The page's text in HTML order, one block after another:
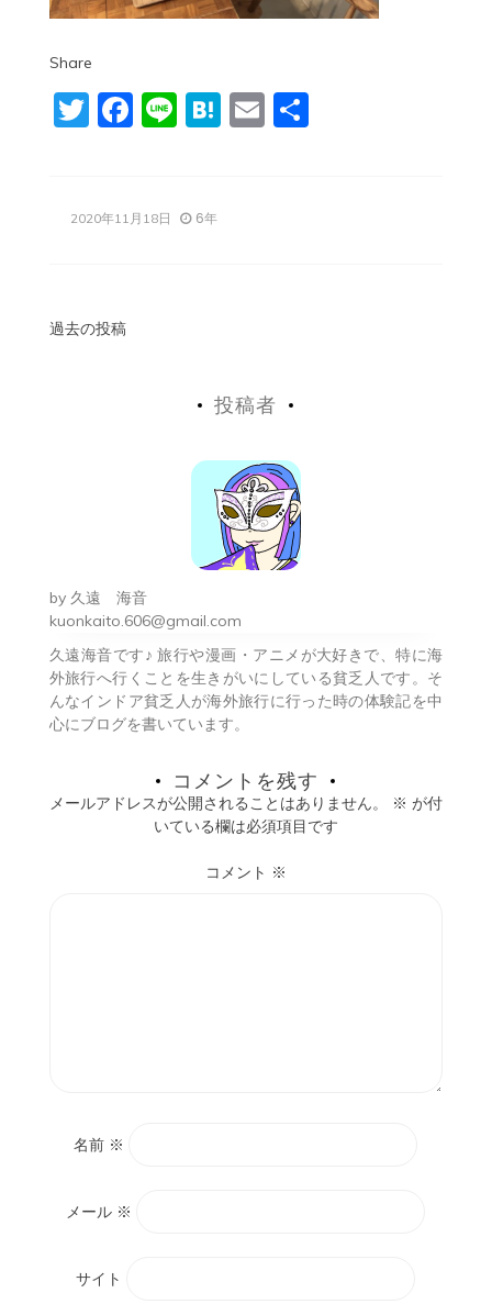
Share
Twitter
Facebook
LineHatena
Email
共
2020年11月18日 6年
投
シ
ョ
ン
過去の投稿
投稿者
by 久遠 海音
kuonkaito.606@gmail.com
久遠海音です♪ 旅行や漫画・アニメが大好きで、特に海
外旅行へ行くことを生きがいにしている貧乏人です。そ
んなインドア貧乏人が海外旅行に行った時の体験記を中
心にブログを書いています。
コメントを残す
メールアドレスが公開されることはありません。 ※ が付
いている欄は必須項目です
コメント ※
名前 ※
メール ※
サイト